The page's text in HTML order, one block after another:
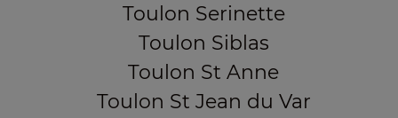
Toulon Serinette
Toulon Siblas
Toulon St Anne
Toulon St Jean du Var